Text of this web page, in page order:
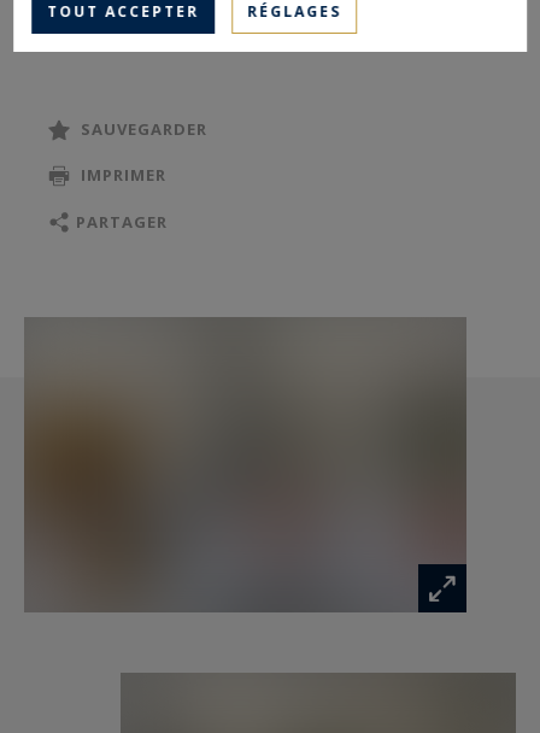
Les extérieurs, magnifiquement paysagés,
invitent à la convivialité avec de généreuses
d’été.
direct à la maison ainsi que quatre places de
stationnement extérieures viennent parfaire ce
SAUVEGARDER
IMPRIMER
PARTAGER
TOUT ACCEPTER RÉGLAGES